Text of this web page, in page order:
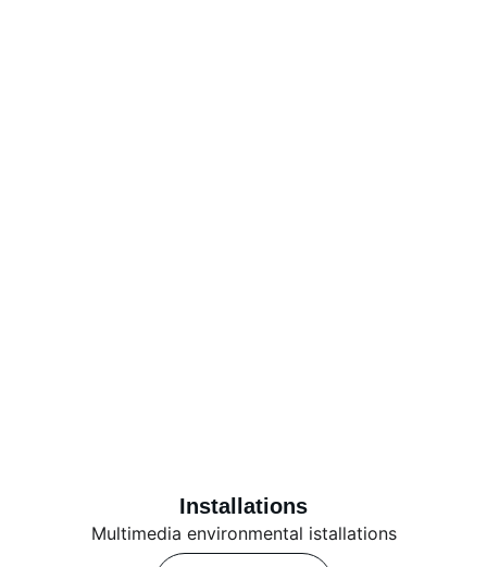
Multimedia environmental istallations
Installations